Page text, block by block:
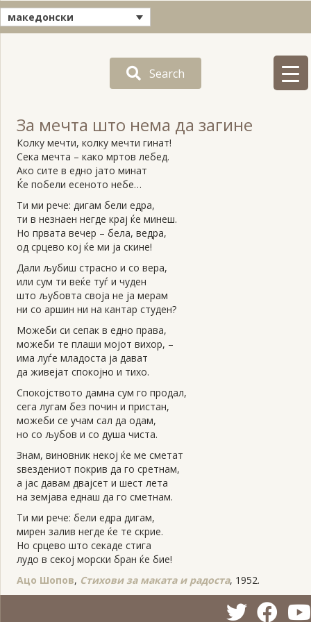
македонски
Search
За мечта што нема да загине
Колку мечти, колку мечти гинат!
Сека мечта – како мртов лебед.
Ако сите в едно јато минат
Ќе побели есеното небе…
Ти ми рече: дигам бели едра,
ти в незнаен негде крај ќе минеш.
Но првата вечер – бела, ведра,
од срцево кој ќе ми ја скине!
Дали љубиш страсно и со вера,
или сум ти веќе туѓ и чуден
што љубовта своја не ја мерам
ни со аршин ни на кантар студен?
Можеби си сепак в едно права,
можеби те плаши мојот вихор, –
има луѓе младоста ја дават
да живејат спокојно и тихо.
Спокојството дамна сум го продал,
сега лугам без почин и пристан,
можеби се учам сал да одам,
но со љубов и со душа чиста.
Знам, виновник некој ќе ме сметат
ѕвездениот покрив да го сретнам,
а јас давам двајсет и шест лета
на земјава еднаш да го сметнам.
Ти ми рече: бели едра дигам,
мирен залив негде ќе те скрие.
Но срцево што секаде стига
лудо в секој морски бран ќе бие!
Ацо Шопов, Стихови за маката и радоста, 1952.